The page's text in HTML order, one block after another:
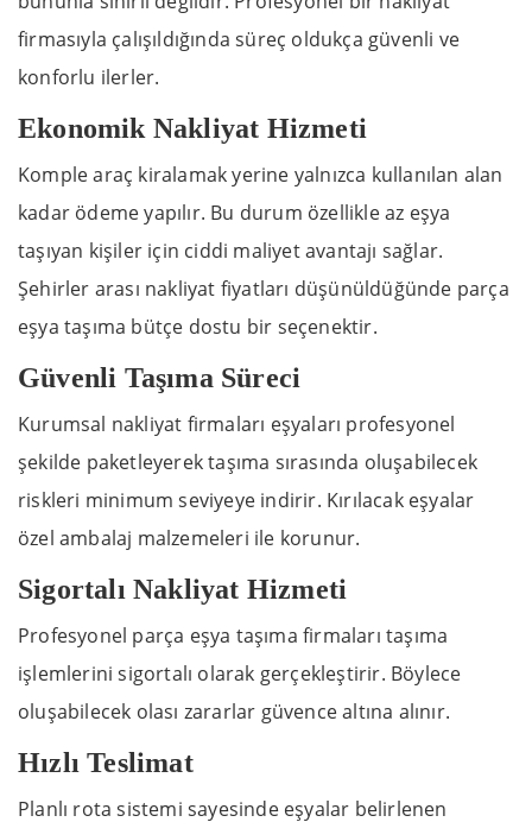
firmasıyla çalışıldığında süreç oldukça güvenli ve
konforlu ilerler.
Ekonomik Nakliyat Hizmeti
Komple araç kiralamak yerine yalnızca kullanılan alan
kadar ödeme yapılır. Bu durum özellikle az eşya
taşıyan kişiler için ciddi maliyet avantajı sağlar.
Şehirler arası nakliyat fiyatları düşünüldüğünde parça
eşya taşıma bütçe dostu bir seçenektir.
Güvenli Taşıma Süreci
Kurumsal nakliyat firmaları eşyaları profesyonel
şekilde paketleyerek taşıma sırasında oluşabilecek
riskleri minimum seviyeye indirir. Kırılacak eşyalar
özel ambalaj malzemeleri ile korunur.
Sigortalı Nakliyat Hizmeti
Profesyonel parça eşya taşıma firmaları taşıma
işlemlerini sigortalı olarak gerçekleştirir. Böylece
oluşabilecek olası zararlar güvence altına alınır.
Hızlı Teslimat
Planlı rota sistemi sayesinde eşyalar belirlenen